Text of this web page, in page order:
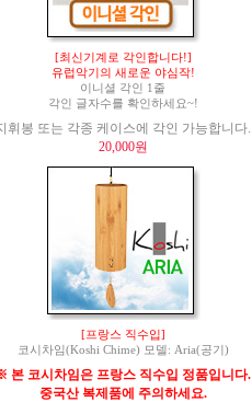
[최신기계로 각인합니다!]
유럽악기의 새로운 야심작!
이니셜 각인 1줄
각인 글자수를 확인하세요~!
휘봉 또는 각종 케이스에 각인 가능합니다.
20,000원
[프랑스 직수입]
코시차임(Koshi Chime) 모델: Aria(공기)
본 코시차임은 프랑스 직수입 정품입니다.
중국산 복제품에 주의하세요.